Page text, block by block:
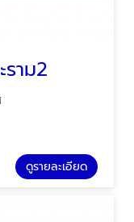
าม2
ดูรายละเอียด